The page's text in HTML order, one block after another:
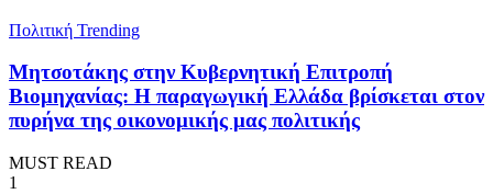
Πολιτική Trending
Μητσοτάκης στην Κυβερνητική Επιτροπή
Βιομηχανίας: Η παραγωγική Ελλάδα βρίσκεται στον
πυρήνα της οικονομικής μας πολιτικής
MUST READ
1